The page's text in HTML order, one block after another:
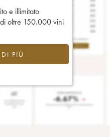
e illimitato
oltre 150.000 vini
PIÙ